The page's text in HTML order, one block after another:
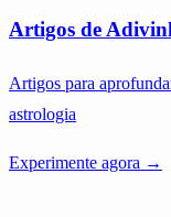
Artigos de
Artigos para
astrologia
Experimente agora →